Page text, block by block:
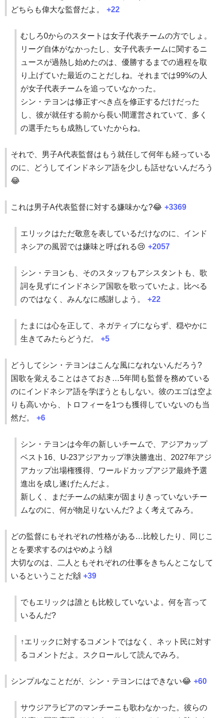
どちらも偉大な監督だよ。
+22
むしろ0からのスタートは女子代表チームの方でしょ。
リーグ自体がなかったし、女子代表チームに関するニ
ュースが過熱し始めたのは、優勝するまでの過程を取
り上げていた最近のことだしね。それまでは99%の人
が女子代表チームを追っていなかった。
シン・テヨンは修正すべき点を修正するだけだった
し、彼が就任する前から長い間運営されていて、多く
の選手たちも成熟していたからね。
それで、男子A代表監督はもう就任して何年も経っている
のに、どうしてインドネシア語を少しも話せないんだろう
😂
これは男子A代表監督に対する嫌味かな?😂 +3369
エリックはただ敬意を表しているだけなのに、インド
ネシアの風習では嫌味と呼ばれる😢 +2057
シン・テヨンも、そのスタッフもアシスタントも、歌
詞を見ずにインドネシア国歌を歌っていたよ。比べる
のではなく、みんなに感謝しよう。
+22
たまには心を正して、ネガティブにならず、穏やかに
生きてみたらどうだ。
+5
どうしてシン・テヨンはこんな風になれないんだろう?
国歌を覚えることはさておき…5年間も監督を務めている
のにインドネシア語を学ぼうともしない。彼のエゴは空よ
りも高いから、トロフィーを1つも獲得していないのも当
然だ。
+6
シン・テヨンは今年の新しいチームで、アジアカップ
ベスト16、U-23アジアカップ準決勝進出、2027年アジ
アカップ出場権獲得、ワールドカップアジア最終予選
進出を成し遂げたんだよ。
新しく、まだチームの結束が固まりきっていないチー
ムなのに、何が物足りないんだ? よく考えてみろ。
どの監督にもそれぞれの性格がある…比較したり、同じこ
とを要求するのはやめよう🙌
大切なのは、二人ともそれぞれの仕事をきちんとこなして
いるということだ🙌 +39
でもエリックは誰とも比較していないよ。何を言って
いるんだ?
↑エリックに対するコメントではなく、ネット民に対す
るコメントだよ。スクロールして読んでみろ。
シンプルなことだが、シン・テヨンにはできない😂 +60
サウジアラビアのマンチーニも歌わなかった。彼らの